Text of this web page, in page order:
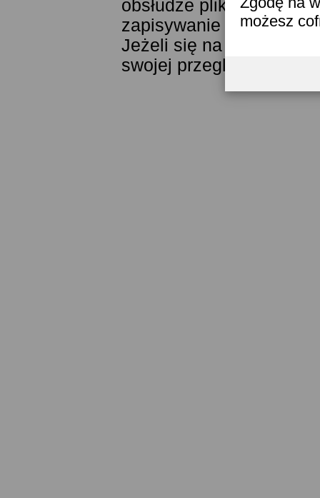
możesz
obsłudze plików
zapisywanie ich w
Jeżeli się na to nie
swojej przeglądarki.